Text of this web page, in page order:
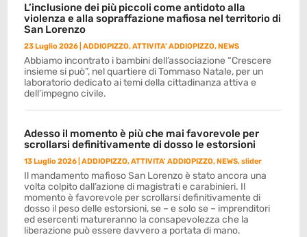
L’inclusione dei più piccoli come antidoto alla
violenza e alla sopraffazione mafiosa nel territorio di
San Lorenzo
23 Luglio 2026 |ADDIOPIZZO,ATTIVITA' ADDIOPIZZO,NEWS
Abbiamo incontrato i bambini dell’associazione “Crescere
insieme si può”, nel quartiere di Tommaso Natale, per un
laboratorio dedicato ai temi della cittadinanza attiva e
dell’impegno civile.
Adesso il momento è più che mai favorevole per
scrollarsi definitivamente di dosso le estorsioni
13 Luglio 2026 |ADDIOPIZZO,ATTIVITA' ADDIOPIZZO,NEWS,slider
Il mandamento mafioso San Lorenzo è stato ancora una
volta colpito dall’azione di magistrati e carabinieri. Il
momento è favorevole per scrollarsi definitivamente di
dosso il peso delle estorsioni, se – e solo se – imprenditori
ed esercenti matureranno la consapevolezza che la
liberazione può essere davvero a portata di mano.